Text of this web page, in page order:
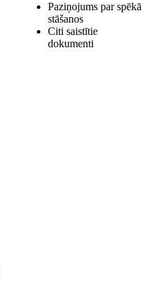
Paziņojums par spēkā
stāšanos
Citi saistītie
dokumenti